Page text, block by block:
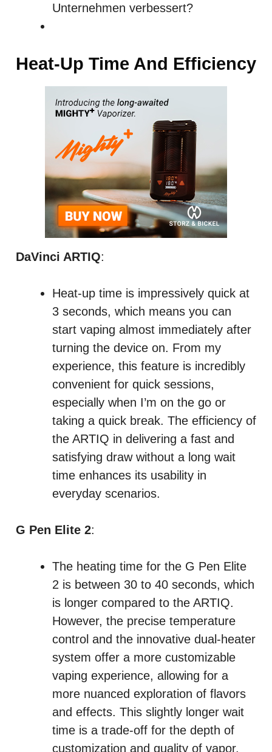
Unternehmen verbessert?
Heat-Up Time And Efficiency
DaVinci ARTIQ:
Heat-up time is impressively quick at
3 seconds, which means you can
start vaping almost immediately after
turning the device on. From my
experience, this feature is incredibly
convenient for quick sessions,
especially when I’m on the go or
taking a quick break. The efficiency of
the ARTIQ in delivering a fast and
satisfying draw without a long wait
time enhances its usability in
everyday scenarios.
G Pen Elite 2:
The heating time for the G Pen Elite
2 is between 30 to 40 seconds, which
is longer compared to the ARTIQ.
However, the precise temperature
control and the innovative dual-heater
system offer a more customizable
vaping experience, allowing for a
more nuanced exploration of flavors
and effects. This slightly longer wait
time is a trade-off for the depth of
customization and quality of vapor.